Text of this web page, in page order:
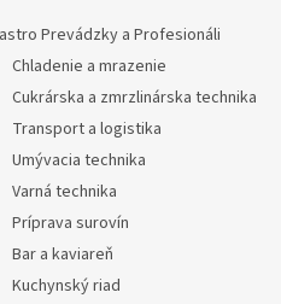
Prevádzky a Profesionáli
Chladenie a mrazenie
Cukrárska a zmrzlinárska technika
Transport a logistika
Umývacia technika
Varná technika
Príprava surovín
Bar a kaviareň
Kuchynský riad